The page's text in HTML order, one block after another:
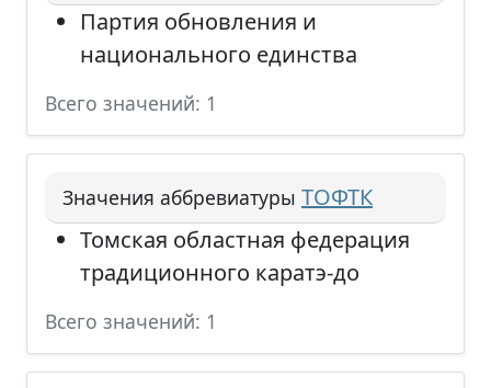
Партия обновления и
национального единства
Всего значений: 1
Значения аббревиатуры ТОФТК
Томская областная федерация
традиционного каратэ-до
Всего значений: 1